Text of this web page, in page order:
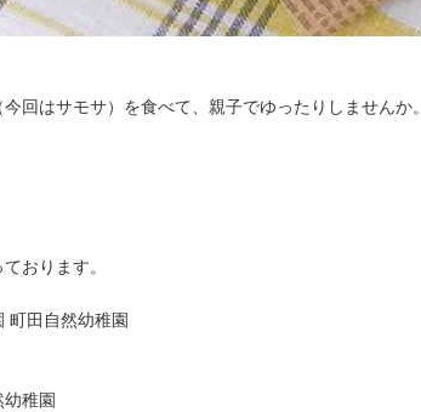
回はサモサ）を食べて、親子でゆったりしませんか。
おります。
町田自然幼稚園
稚園